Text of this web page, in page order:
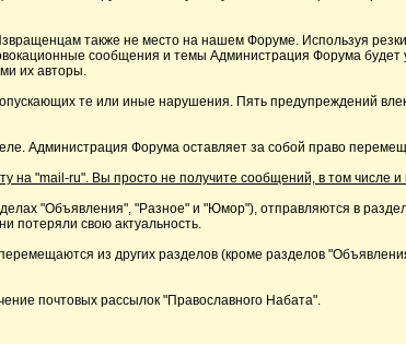
также не место на нашем Форуме. Используя
сообщения и темы Администрация Форума будет
их авторы.
те или иные нарушения. Пять предупреждений
Администрация Форума оставляет за собой право
на "mail-ru". Вы просто не получите сообщений, в том числе и
"Объявления", "Разное" и "Юмор"), отправляются в
потеряли свою актуальность.
из других разделов (кроме разделов
почтовых рассылок "Православного Набата".